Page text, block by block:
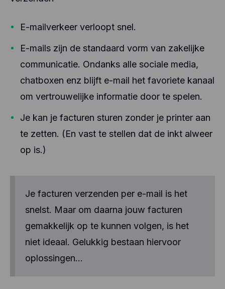
E-mailverkeer verloopt snel.
E-mails zijn de standaard vorm van zakelijke
communicatie. Ondanks alle sociale media,
chatboxen enz blijft e-mail het favoriete kanaal
om vertrouwelijke informatie door te spelen.
Je kan je facturen sturen zonder je printer aan
te zetten. (En vast te stellen dat de inkt alweer
op is.)
Je facturen verzenden per e-mail is het
snelst. Maar om daarna jouw facturen
gemakkelijk op te kunnen volgen, is het
niet ideaal. Gelukkig bestaan hiervoor
oplossingen...